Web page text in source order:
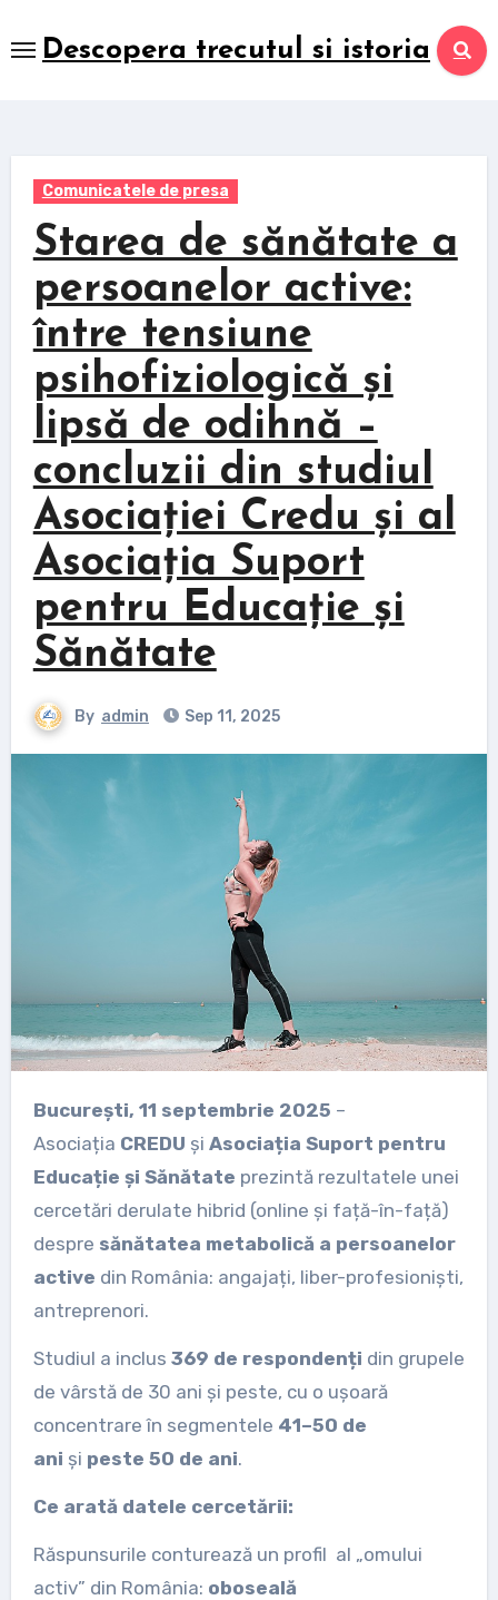
to
Descopera trecutul si istoria
Comunicatele de presa
Starea de sănătate a
persoanelor active:
între tensiune
psihofiziologică și
lipsă de odihnă –
concluzii din studiul
Asociației Credu și al
Asociația Suport
pentru Educație și
Sănătate
By admin Sep 11, 2025
București, 11 septembrie 2025 –
Asociația CREDU și Asociația Suport pentru
Educație și Sănătate prezintă rezultatele unei
cercetări derulate hibrid (online și față-în-față)
despre sănătatea metabolică a persoanelor
active din România: angajați, liber-profesioniști,
antreprenori.
Studiul a inclus 369 de respondenți din grupele
de vârstă de 30 ani și peste, cu o ușoară
concentrare în segmentele 41–50 de
ani și peste 50 de ani.
Ce arată datele cercetării:
Răspunsurile conturează un profil al „omului
activ” din România: oboseală